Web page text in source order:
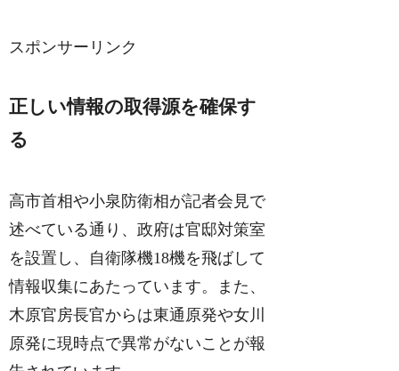
スポンサーリンク
正しい情報の取得源を確保す
る
高市首相や小泉防衛相が記者会見で
述べている通り、政府は官邸対策室
を設置し、自衛隊機18機を飛ばして
情報収集にあたっています。また、
木原官房長官からは東通原発や女川
原発に現時点で異常がないことが報